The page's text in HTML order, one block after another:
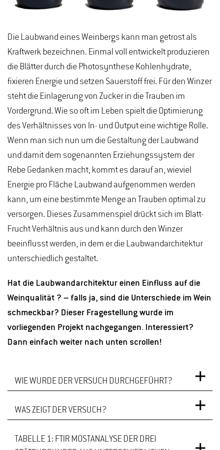
Die Laubwand eines Weinbergs kann man getrost als
Kraftwerk bezeichnen. Einmal voll entwickelt produzieren
die Blätter durch die Photosynthese Kohlenhydrate,
fixieren Energie und setzen Sauerstoff frei. Für den Winzer
steht die Einlagerung von Zucker in die Trauben im
Vordergrund. Wie so oft im Leben spielt die Optimierung
des Verhältnisses von In- und Output eine wichtige Rolle.
Wenn man sich nun um die Gestaltung der Laubwand
und damit dem sogenannten Erziehungssystem der
Rebe Gedanken macht, kommt es darauf an, wieviel
Energie pro Fläche Laubwand aufgenommen werden
kann, um eine bestimmte Menge an Trauben optimal zu
versorgen. Dieses Zusammenspiel drückt sich im Blatt-
Frucht Verhältnis aus und kann durch den Winzer
beeinflusst werden, in dem er die Laubwandarchitektur
unterschiedlich gestaltet.
Hat die Laubwandarchitektur einen Einfluss auf die
Weinqualität ? – falls ja, sind die Unterschiede im Wein
schmeckbar? Dieser Fragestellung wurde im
vorliegenden Projekt nachgegangen. Interessiert?
Dann einfach weiter nach unten scrollen!
WIE WURDE DER VERSUCH DURCHGEFÜHRT?
WAS ZEIGT DER VERSUCH?
TABELLE 1: FTIR MOSTANALYSE DER DREI